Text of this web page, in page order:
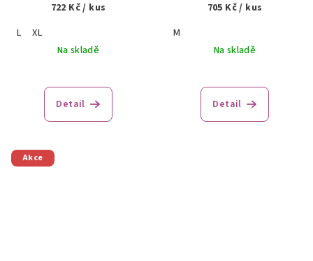
722 Kč/ kus
L
XL
Na skladě
Detail
705 Kč/ kus
M
Na skladě
Detail
Akce